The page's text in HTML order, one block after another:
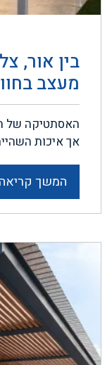
בין אור,
מעצב
האסתטיקה של
אך איכות
המשך קריאה